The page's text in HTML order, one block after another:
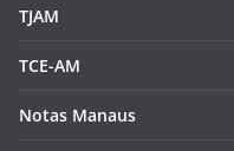
TJAM
TCE-AM
Notas Manaus